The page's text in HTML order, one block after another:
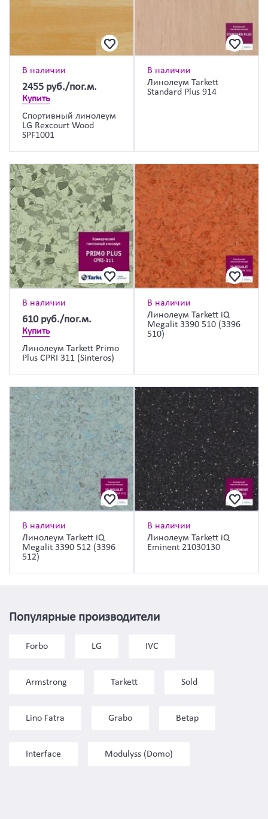
В наличии
2455 руб./пог.м.
Купить
Спортивный линолеум
LG Rexcourt Wood
SPF1001
В наличии
Линолеум Tarkett
Standard Plus 914
В наличии
610 руб./пог.м.
Купить
Линолеум Tarkett Primo
Plus CPRI 311 (Sinteros)
В наличии
Линолеум Tarkett iQ
Megalit 3390 510 (3396
510)
В наличии
Линолеум Tarkett iQ
Megalit 3390 512 (3396
512)
В наличии
Линолеум Tarkett iQ
Eminent 21030130
Популярные производители
Forbo LG IVC
Armstrong Tarkett Sold
Lino Fatra Grabo Betap
Interface Modulyss (Domo)